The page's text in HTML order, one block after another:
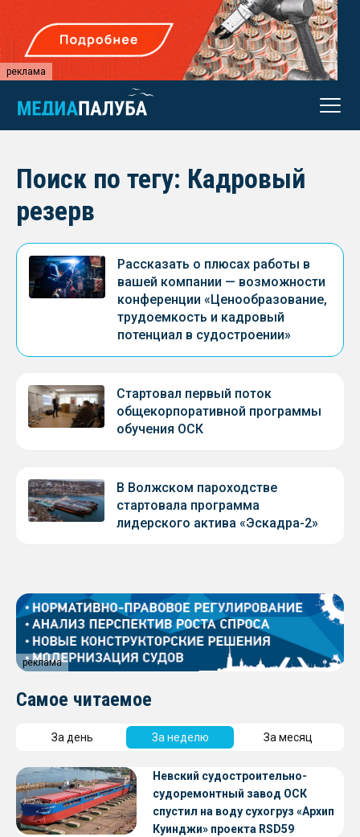
реклама
Поиск по тегу: Кадровый
резерв
Рассказать о плюсах работы в
вашей компании — возможности
конференции «Ценообразование,
трудоемкость и кадровый
потенциал в судостроении»
Стартовал первый поток
общекорпоративной программы
обучения ОСК
В Волжском пароходстве
стартовала программа
лидерского актива «Эскадра-2»
реклама
Самое читаемое
За день За неделю За месяц
Невский судостроительно-
судоремонтный завод ОСК
спустил на воду сухогруз «Архип
Куинджи» проекта RSD59